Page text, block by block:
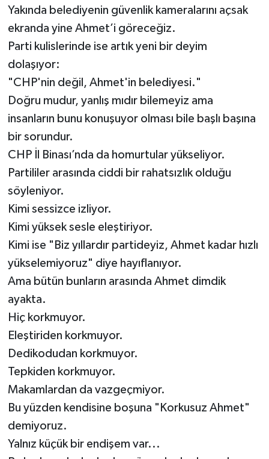
Yakında belediyenin güvenlik kameralarını açsak
ekranda yine Ahmet’i göreceğiz.
Parti kulislerinde ise artık yeni bir deyim
dolaşıyor:
"CHP'nin değil, Ahmet'in belediyesi."
Doğru mudur, yanlış mıdır bilemeyiz ama
insanların bunu konuşuyor olması bile başlı başına
bir sorundur.
CHP İl Binası’nda da homurtular yükseliyor.
Partililer arasında ciddi bir rahatsızlık olduğu
söyleniyor.
Kimi sessizce izliyor.
Kimi yüksek sesle eleştiriyor.
Kimi ise "Biz yıllardır partideyiz, Ahmet kadar hızlı
yükselemiyoruz" diye hayıflanıyor.
Ama bütün bunların arasında Ahmet dimdik
ayakta.
Hiç korkmuyor.
Eleştiriden korkmuyor.
Dedikodudan korkmuyor.
Tepkiden korkmuyor.
Makamlardan da vazgeçmiyor.
Bu yüzden kendisine boşuna "Korkusuz Ahmet"
demiyoruz.
Yalnız küçük bir endişem var...